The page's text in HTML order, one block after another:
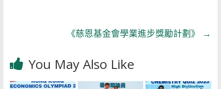
《慈恩基金會學業進步獎勵計劃》 →
You May Also Like